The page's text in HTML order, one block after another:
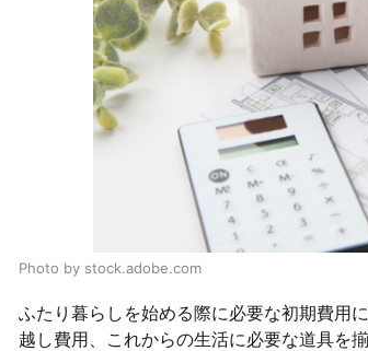
Photo by stock.adobe.com
ふたり暮らしを始める際に必要な初期費用
越し費用、これからの生活に必要な道具を